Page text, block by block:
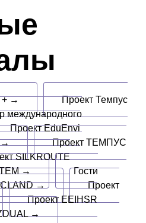
+ →
Проект Темпус
международного
Проект EduEnvi
→
Проект ТЕМПУС
SILKROUTE
→
Гости
→
Проект
Проект EEIHSR
→